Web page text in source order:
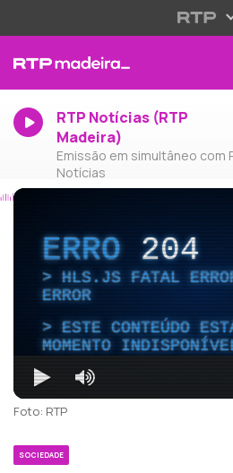
RTP Notícias (RTP
Madeira)
Emissão em simultâneo com
Notícias
ERRO204
HLS.JS FATAL
ERROR
ESTE CONTEÚDO
MOMENTO
Foto: RTP
SOCIEDADE